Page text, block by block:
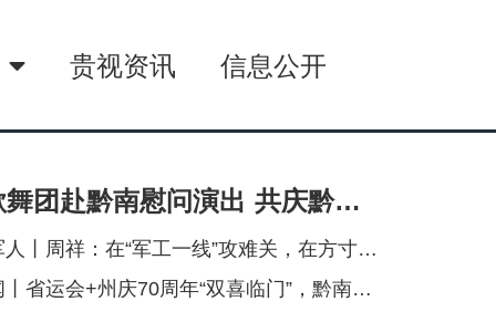
贵视资讯 信息公开
中央民族歌舞团赴黔南慰问演出 共庆黔南州成立70周年
周祥：在“军工一线”攻难关，在方寸之间守初心
，黔南州释放惠民红利丨用一首歌“打开贵州”！周深新曲《每个人》上线丨前7个月我国货物贸易进出口超30万亿元丨伊朗拟禁止敌对方通行霍尔木兹海峡